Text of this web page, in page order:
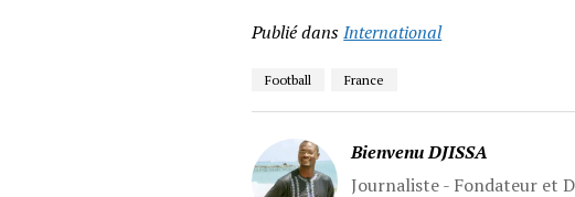
Publié dansInternational
Football France
Bienvenu DJISSA
Journaliste - Fondateur et